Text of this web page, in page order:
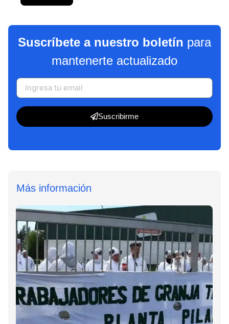
Suscríbete a nuestro boletín para
mantenerte actualizado
Suscribirme
Más información